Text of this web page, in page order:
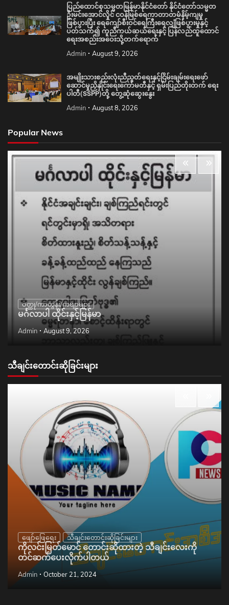
ပြည်ထောင်စုသမ္မတမြန်မာနိုင်ငံတော် နိုင်ငံတော်သမ္မတ
ဦးမင်းအောင်လှိုင် ငဝန်မြစ်ရေကာတာတမံနိမ့်ကျမှု
ဖြစ်ပွားပြီး ရေကျော်စီးဝင်ရေကြီးရေလျှံဖြစ်ပွားမှုနှင့်
ပတ်သက်၍ ကူညီကယ်ဆယ်ရေးနှင့် ပြန်လည်ထူထောင်
ရေးအစည်းအဝေးသို့တက်ရောက်
Admin August 9, 2026
အမျိုးသားစည်းလုံးညီညွတ်ရေးနှင့်ငြိမ်းချမ်းရေးဖော်
ဆောင်မှုညှိနှိုင်းရေးကော်မတီနှင့် ရှမ်းပြည်တိုးတက် ရေး
ပါတီ(SSPP)တို့ တွေ့ဆုံဆွေးနွေး
Admin August 8, 2026
Popular News
ဝတ္ထု/ကာတွန်း/ကဗျာများ
မင်္ဂလာပါ ထိုင်းနှင့်မြန်မာ
Admin August 9, 2026
သီချင်းတောင်းဆိုခြင်းများ
ဖျော်ဖြေရေး သီချင်းတောင်းဆိုခြင်းများ
ကိုလင်းမြတ်မောင် တောင်းဆိုထားတဲ့ သီချင်းလေးကို
တင်ဆက်ပေးလိုက်ပါတယ်
Admin October 21, 2024